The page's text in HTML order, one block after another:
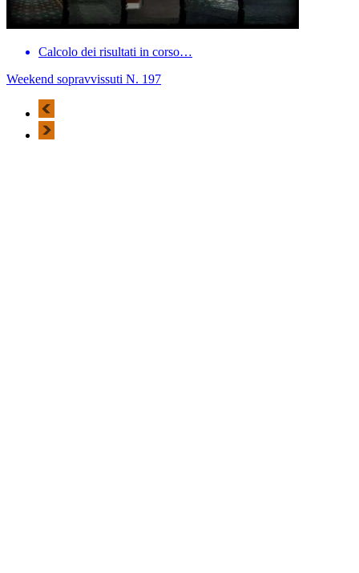
Calcolo dei risultati in corso…
Weekend sopravvissuti N. 197